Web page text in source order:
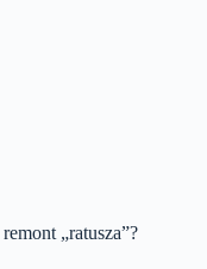
„ratusza”?